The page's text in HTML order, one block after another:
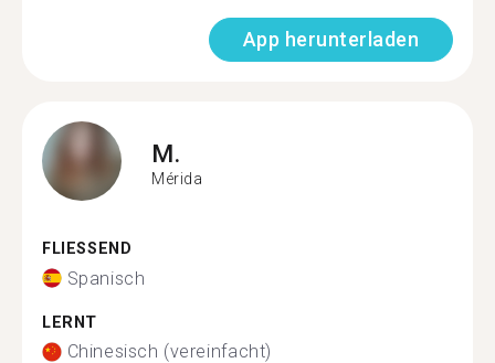
App herunterladen
M.
Mérida
FLIESSEND
Spanisch
LERNT
Chinesisch (vereinfacht)